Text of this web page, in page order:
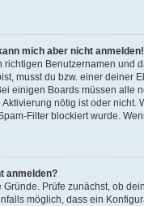
mich aber nicht anmelden!
richtigen Benutzernamen und
musst du bzw. einer deiner
einigen Boards müssen alle
nötig ist oder
Filter blockiert wurde.
anmelden?
Prüfe zunächst, ob
möglich, dass ein